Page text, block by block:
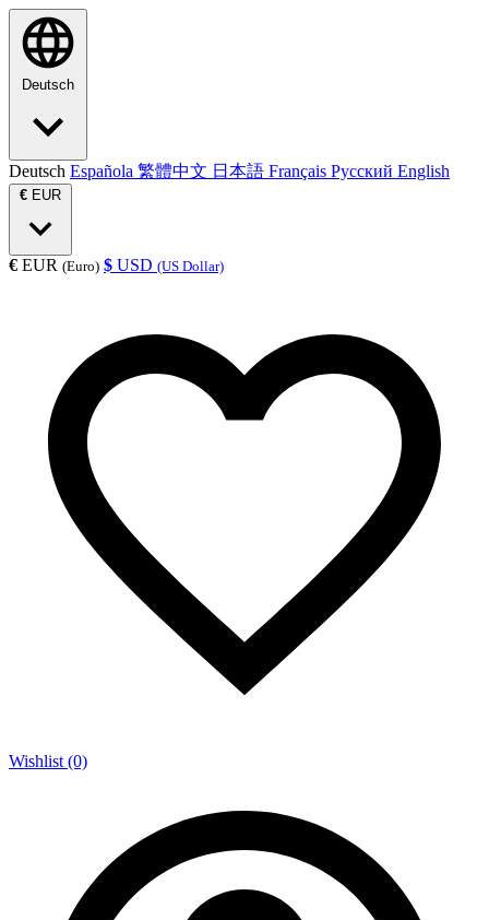
Deutsch
Deutsch Española 繁體中文 日本語 Français Русский English
€ EUR
€ EUR (Euro) $ USD (US Dollar)
Wishlist (0)